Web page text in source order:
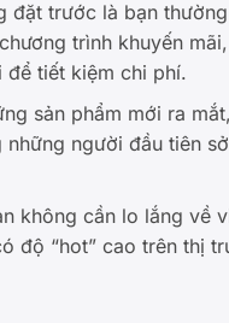
đặt trước là bạn
trình khuyến
tiết kiệm chi phí.
sản phẩm mới ra
người đầu tiên
không cần lo lắng về
độ “hot” cao trên thị